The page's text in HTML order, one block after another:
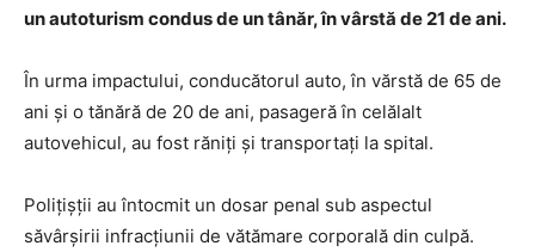
un autoturism condus de un tânăr, în vârstă de 21 de ani.
În urma impactului, conducătorul auto, în vărstă de 65 de
ani și o tănără de 20 de ani, pasageră în celălalt
autovehicul, au fost răniți și transportați la spital.
Polițișții au întocmit un dosar penal sub aspectul
săvârșirii infracțiunii de vătămare corporală din culpă.